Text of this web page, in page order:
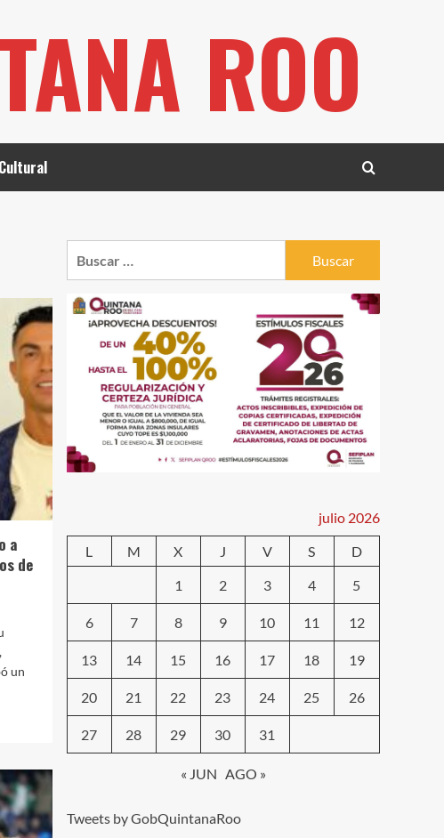
ROO
Cultural
a
de
un
julio 2026
L
M X J V S
D
1
2 3 4 5
6 7 8 9 10 11 12
13 14 15 16 17 18 19
20 21 22 23 24 25 26
27 28 29 30 31
« JUN AGO »
Tweets by GobQuintanaRoo